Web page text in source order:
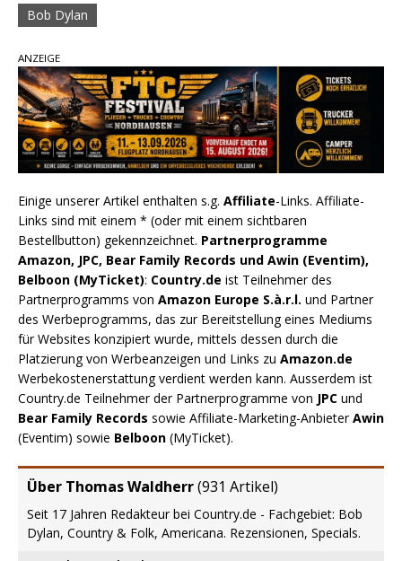
Bob Dylan
ANZEIGE
Einige unserer Artikel enthalten s.g. Affiliate-Links. Affiliate-
Links sind mit einem * (oder mit einem sichtbaren
Bestellbutton) gekennzeichnet. Partnerprogramme
Amazon, JPC, Bear Family Records und Awin (Eventim),
Belboon (MyTicket): Country.de ist Teilnehmer des
Partnerprogramms von Amazon Europe S.à.r.l. und Partner
des Werbeprogramms, das zur Bereitstellung eines Mediums
für Websites konzipiert wurde, mittels dessen durch die
Platzierung von Werbeanzeigen und Links zu Amazon.de
Werbekostenerstattung verdient werden kann. Ausserdem ist
Country.de Teilnehmer der Partnerprogramme von JPC und
Bear Family Records sowie Affiliate-Marketing-AnbieterAwin
(Eventim) sowie Belboon (MyTicket).
Über Thomas Waldherr(931 Artikel)
Seit 17 Jahren Redakteur bei Country.de - Fachgebiet: Bob
Dylan, Country & Folk, Americana. Rezensionen, Specials.